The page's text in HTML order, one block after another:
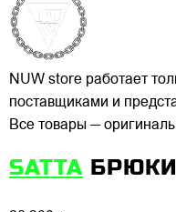
NUW store работает
поставщиками и
Все товары —
SATTA БРЮКИ